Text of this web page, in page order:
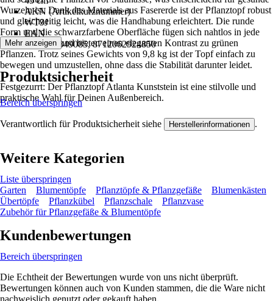
AKN (Artikelkurznummer)
WT9J
EAN
8712062849085, 8712062924850
Wurzeln ist. Dank des Materials aus Fasererde ist der Pflanztopf robust
und gleichzeitig leicht, was die Handhabung erleichtert. Die runde
Form und die schwarzfarbene Oberfläche fügen sich nahtlos in jede
Umgebung ein und bieten einen eleganten Kontrast zu grünen
Pflanzen. Trotz seines Gewichts von 9,8 kg ist der Topf einfach zu
bewegen und umzustellen, ohne dass die Stabilität darunter leidet.
Festgezurrt: Der Pflanztopf Atlanta Kunststein ist eine stilvolle und
praktische Wahl für Deinen Außenbereich.
Mehr anzeigen
Produktsicherheit
Bereich überspringen
Verantwortlich für Produktsicherheit siehe Herstellerinformationen .
Weitere Kategorien
Liste überspringen
Garten
Blumentöpfe Pflanztöpfe & Pflanzgefäße
Blumenkästen
Übertöpfe
Pflanzkübel Pflanzschale
Pflanzvase
Zubehör für Pflanzgefäße & Blumentöpfe
Kundenbewertungen
Bereich überspringen
Die Echtheit der Bewertungen wurde von uns nicht überprüft.
Bewertungen können auch von Kunden stammen, die die Ware nicht
nachweislich genutzt oder gekauft haben.